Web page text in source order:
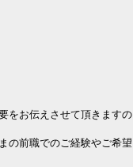
をお伝えさせて頂きますの
の前職でのご経験やご希望